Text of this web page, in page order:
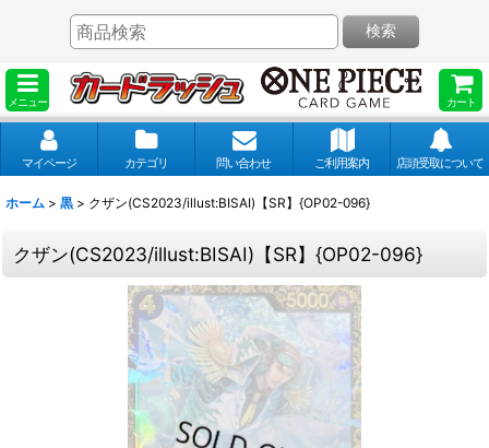
メニュー カート
検索
マイページ カテゴリ 問い合わせ ご利用案内 店頭受取について
ホーム > 黒 > クザン(CS2023/illust:BISAI)【SR】{OP02-096}
クザン(CS2023/illust:BISAI)【SR】{OP02-096}